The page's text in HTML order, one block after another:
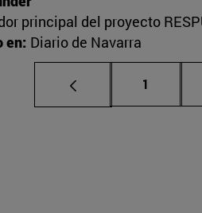
principal del proyecto
en: Diario de Navarra
Página
1